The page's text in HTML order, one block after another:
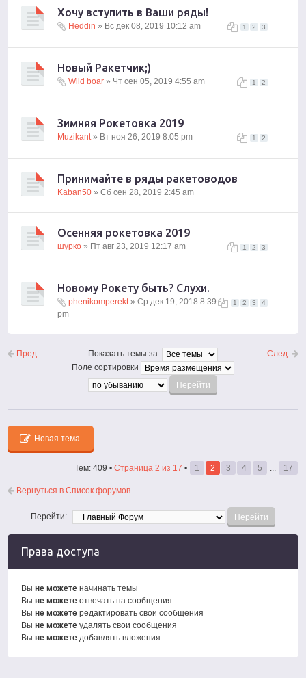
Хочу вступить в Ваши ряды!
1 2 3
Heddin » Вс дек 08, 2019 10:12 am
Новый Ракетчик;)
1 2
Wild boar » Чт сен 05, 2019 4:55 am
Зимняя Рокетовка 2019
1 2
Muzikant» Вт ноя 26, 2019 8:05 pm
Принимайте в ряды ракетоводов
Kaban50 » Сб сен 28, 2019 2:45 am
Осенняя рокетовка 2019
1 2 3
шурко » Пт авг 23, 2019 12:17 am
Новому Рокету быть? Слухи.
1 2 3 4
phenikomperekt» Ср дек 19, 2018 8:39
pm
Пред. След.
Показать темы за:
Поле сортировки
Новая тема
Тем: 409 • Страница 2 из 17 • 1 2 3 4 5 ... 17
Вернуться в Список форумов
Перейти:
Права доступа
Выне можете начинать темы
Выне можете отвечать на сообщения
Выне можете редактировать свои сообщения
Выне можете удалять свои сообщения
Выне можете добавлять вложения